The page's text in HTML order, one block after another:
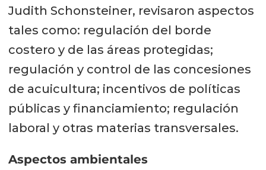
Judith Schonsteiner, revisaron aspectos
tales como: regulación del borde
costero y de las áreas protegidas;
regulación y control de las concesiones
de acuicultura; incentivos de políticas
públicas y financiamiento; regulación
laboral y otras materias transversales.
Aspectos ambientales